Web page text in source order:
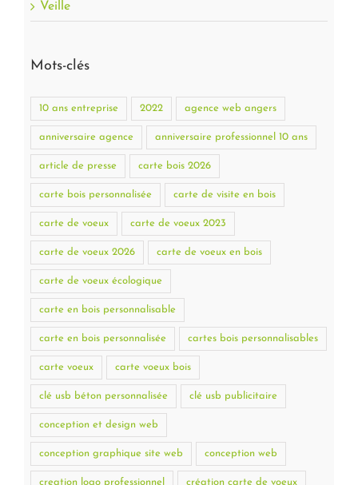
Veille
Mots-clés
10 ans entreprise 2022 agence web angers
anniversaire agence anniversaire professionnel 10 ans
article de presse carte bois 2026
carte bois personnalisée carte de visite en bois
carte de voeux carte de voeux 2023
carte de voeux 2026 carte de voeux en bois
carte de voeux écologique
carte en bois personnalisable
carte en bois personnalisée cartes bois personnalisables
carte voeux carte voeux bois
clé usb béton personnalisée clé usb publicitaire
conception et design web
conception graphique site web conception web
creation logo professionnel création carte de voeux